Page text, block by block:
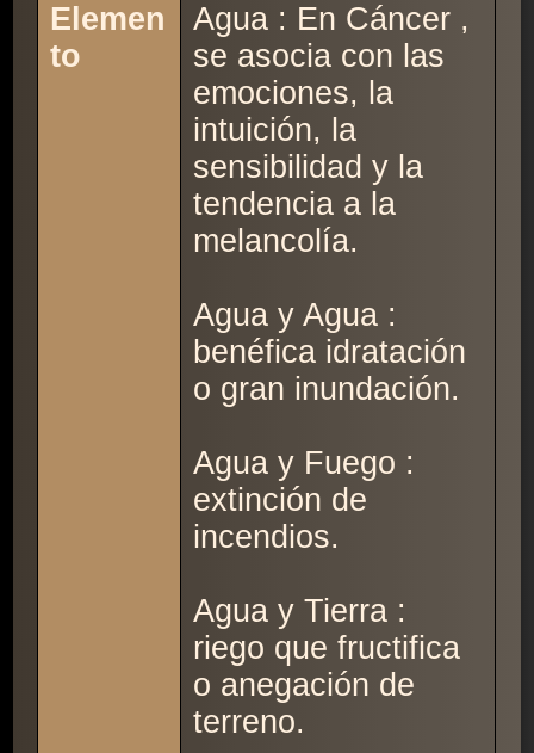
Elemen
to
Agua : En Cáncer ,
se asocia con las
emociones, la
intuición, la
sensibilidad y la
tendencia a la
melancolía.
Agua y Agua :
benéfica idratación
o gran inundación.
Agua y Fuego :
extinción de
incendios.
Agua y Tierra :
riego que fructifica
o anegación de
terreno.